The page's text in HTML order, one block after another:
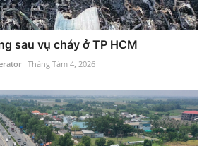
sau vụ cháy ở TP HCM
Tháng Tám 4, 2026